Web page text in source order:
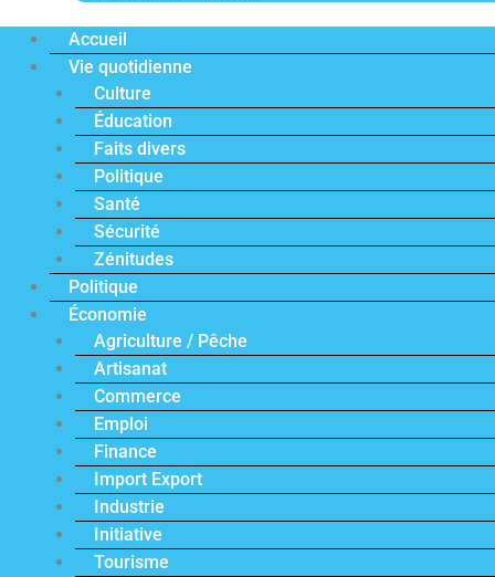
Accueil
Vie quotidienne
Culture
Éducation
Faits divers
Politique
Santé
Sécurité
Zénitudes
Politique
Économie
Agriculture / Pêche
Artisanat
Commerce
Emploi
Finance
Import Export
Industrie
Initiative
Tourisme